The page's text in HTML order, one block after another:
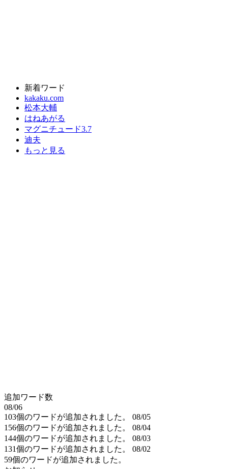
新着ワード
kakaku.com
松本大輔
はねあがる
マグニチュード3.7
迪夫
もっと見る
追加ワード数
08/06
103個のワードが追加されました。
08/05
156個のワードが追加されました。
08/04
144個のワードが追加されました。
08/03
131個のワードが追加されました。
08/02
59個のワードが追加されました。